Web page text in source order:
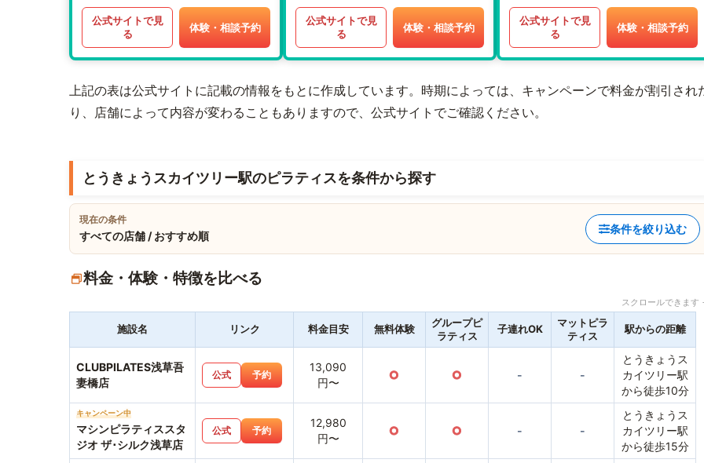
公式サイトで見
る
体験・相談予約
公式サイトで見
る
体験・相談予約
公式サイトで見
る
体験・相談予約
上記の表は公式サイトに記載の情報をもとに作成しています。時期によっては、キャンペーンで料金が割引され
り、店舗によって内容が変わることもありますので、公式サイトでご確認ください。
とうきょうスカイツリー駅のピラティスを条件から探す
現在の条件
すべての店舗 / おすすめ順
条件を絞り込む
料金・体験・特徴を比べる
スクロールできま
施設名 リンク 料金目安 無料体験
グループピ
ラティス
子連れOK
マットピラ
ティス
駅からの距離
CLUBPILATES浅草吾
妻橋店
公式 予約
13,090
円〜
○ ○ - -
とうきょうス
カイツリー駅
から徒歩10分
キャンペーン中
マシンピラティススタ
ジオ ザ･シルク浅草店
公式 予約
12,980
円〜
○ ○ - -
とうきょうス
カイツリー駅
から徒歩15分